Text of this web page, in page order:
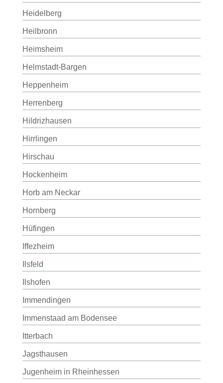
Heidelberg
Heilbronn
Heimsheim
Helmstadt-Bargen
Heppenheim
Herrenberg
Hildrizhausen
Hirrlingen
Hirschau
Hockenheim
Horb am Neckar
Hornberg
Hüfingen
Iffezheim
Ilsfeld
Ilshofen
Immendingen
Immenstaad am Bodensee
Itterbach
Jagsthausen
Jugenheim in Rheinhessen